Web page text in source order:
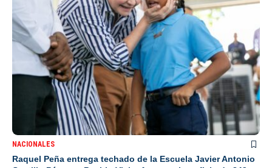
NACIONALES
Raquel Peña entrega techado de la Escuela Javier Antonio